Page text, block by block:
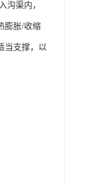
沟渠内，
膨胀/收缩
当支撑，以